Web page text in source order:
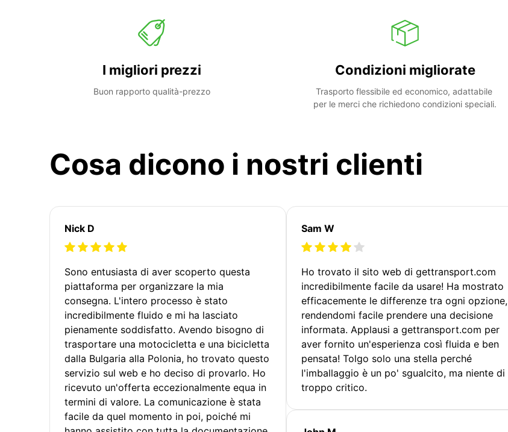
I migliori prezzi
Buon rapporto qualità-prezzo
Condizioni migliorate
Trasporto flessibile ed economico, adattabile
per le merci che richiedono condizioni speciali.
Cosa dicono i nostri clienti
Nick D
Sono entusiasta di aver scoperto questa
piattaforma per organizzare la mia
consegna. L'intero processo è stato
incredibilmente fluido e mi ha lasciato
pienamente soddisfatto. Avendo bisogno di
trasportare una motocicletta e una bicicletta
dalla Bulgaria alla Polonia, ho trovato questo
servizio sul web e ho deciso di provarlo. Ho
ricevuto un'offerta eccezionalmente equa in
termini di valore. La comunicazione è stata
facile da quel momento in poi, poiché mi
Sam W
Ho trovato il sito web di gettransport.com
incredibilmente facile da usare! Ha mostrato
efficacemente le differenze tra ogni opzione,
rendendomi facile prendere una decisione
informata. Applausi a gettransport.com per
aver fornito un'esperienza così fluida e ben
pensata! Tolgo solo una stella perché
l'imballaggio è un po' sgualcito, ma niente di
troppo critico.